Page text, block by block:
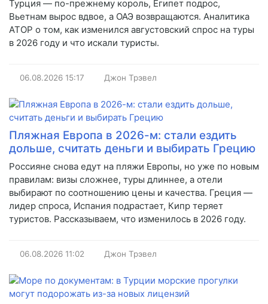
Турция — по-прежнему король, Египет подрос,
Вьетнам вырос вдвое, а ОАЭ возвращаются. Аналитика
АТОР о том, как изменился августовский спрос на туры
в 2026 году и что искали туристы.
06.08.2026 15:17 Джон Трэвел
Пляжная Европа в 2026-м: стали ездить
дольше, считать деньги и выбирать Грецию
Россияне снова едут на пляжи Европы, но уже по новым
правилам: визы сложнее, туры длиннее, а отели
выбирают по соотношению цены и качества. Греция —
лидер спроса, Испания подрастает, Кипр теряет
туристов. Рассказываем, что изменилось в 2026 году.
06.08.2026 11:02 Джон Трэвел